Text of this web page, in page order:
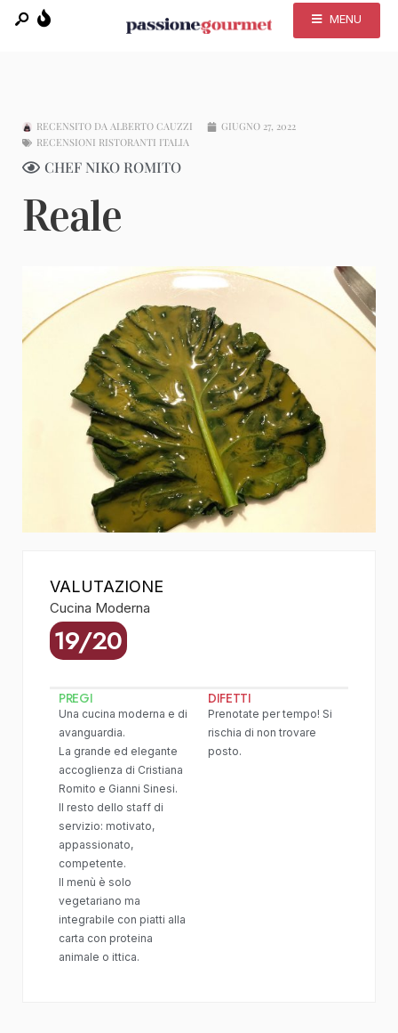
MENU
RECENSITO DA ALBERTO CAUZZI
GIUGNO 27, 2022
RECENSIONI RISTORANTI ITALIA
CHEF NIKO ROMITO
Reale
VALUTAZIONE
Cucina Moderna
19/20
PREGI
Una cucina moderna e di
avanguardia.
La grande ed elegante
accoglienza di Cristiana
Romito e Gianni Sinesi.
Il resto dello staff di
servizio: motivato,
appassionato,
competente.
Il menù è solo
vegetariano ma
integrabile con piatti alla
carta con proteina
animale o ittica.
DIFETTI
Prenotate per tempo! Si
rischia di non trovare
posto.